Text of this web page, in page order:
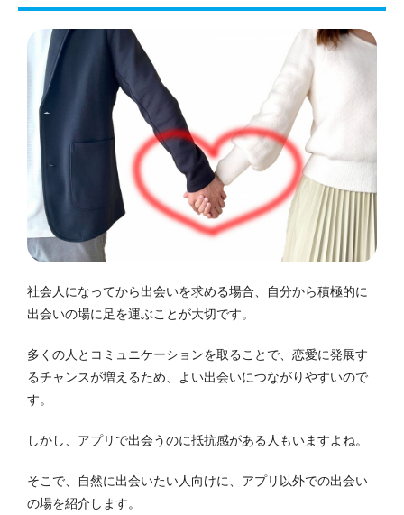
社会人になってから出会いを求める場合、自分から積極的に
出会いの場に足を運ぶことが大切です。
多くの人とコミュニケーションを取ることで、恋愛に発展す
るチャンスが増えるため、よい出会いにつながりやすいので
す。
しかし、アプリで出会うのに抵抗感がある人もいますよね。
そこで、自然に出会いたい人向けに、アプリ以外での出会い
の場を紹介します。